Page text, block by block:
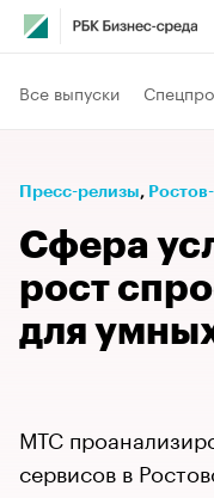
Все выпуски
Пресс-релизы⁠,
Сфера
рост
для
МТС
сервисов в